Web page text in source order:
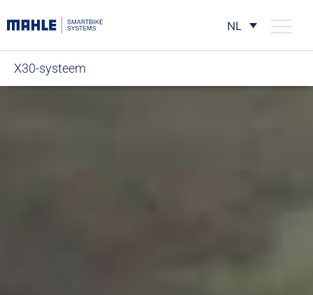
NL
X30-systeem